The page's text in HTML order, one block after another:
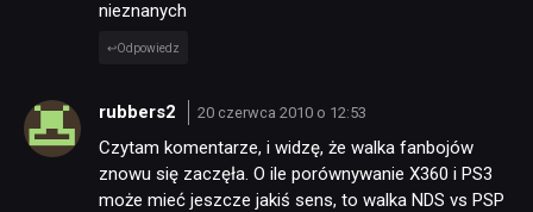
nieznanych
Odpowiedz
rubbers2 20 czerwca 2010 o 12:53
Czytam komentarze, i widzę, że walka fanbojów
znowu się zaczęła. O ile porównywanie X360 i PS3
może mieć jeszcze jakiś sens, to walka NDS vs PSP